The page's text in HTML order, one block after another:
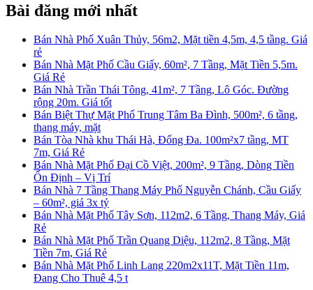
Bài đăng mới nhất
Bán Nhà Phố Xuân Thủy, 56m2, Mặt tiền 4,5m, 4,5 tầng. Giá
rẻ
Bán Nhà Mặt Phố Cầu Giấy, 60m², 7 Tầng, Mặt Tiền 5,5m.
Giá Rẻ
Bán Nhà Trần Thái Tông, 41m², 7 Tầng, Lô Góc. Đường
rộng 20m. Giá tốt
Bán Biệt Thự Mặt Phố Trung Tâm Ba Đình, 500m², 6 tầng,
thang máy, mặt
Bán Tòa Nhà khu Thái Hà, Đống Đa. 100m²x7 tầng, MT
7m, Giá Rẻ
Bán Nhà Mặt Phố Đại Cồ Việt, 200m², 9 Tầng, Dòng Tiền
Ổn Định – Vị Trí
Bán Nhà 7 Tầng Thang Máy Phố Nguyễn Chánh, Cầu Giấy
– 60m², giá 3x tỷ
Bán Nhà Mặt Phố Tây Sơn, 112m2, 6 Tầng, Thang Máy, Giá
Rẻ
Bán Nhà Mặt Phố Trần Quang Diệu, 112m2, 8 Tầng, Mặt
Tiền 7m, Giá Rẻ
Bán Nhà Mặt Phố Linh Lang 220m2x11T, Mặt Tiền 11m,
Đang Cho Thuê 4,5 t